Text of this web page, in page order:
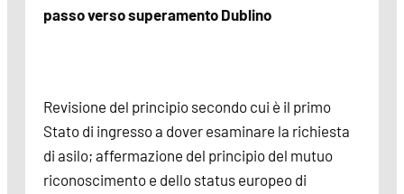
passo verso superamento Dublino
Revisione del principio secondo cui è il primo
Stato di ingresso a dover esaminare la richiesta
di asilo; affermazione del principio del mutuo
riconoscimento e dello status europeo di